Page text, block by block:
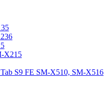
X215
S9 FE SM-X510, SM-X516